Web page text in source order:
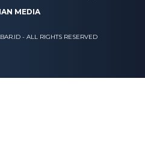
MEDIA
- ALL RIGHTS RESERVED